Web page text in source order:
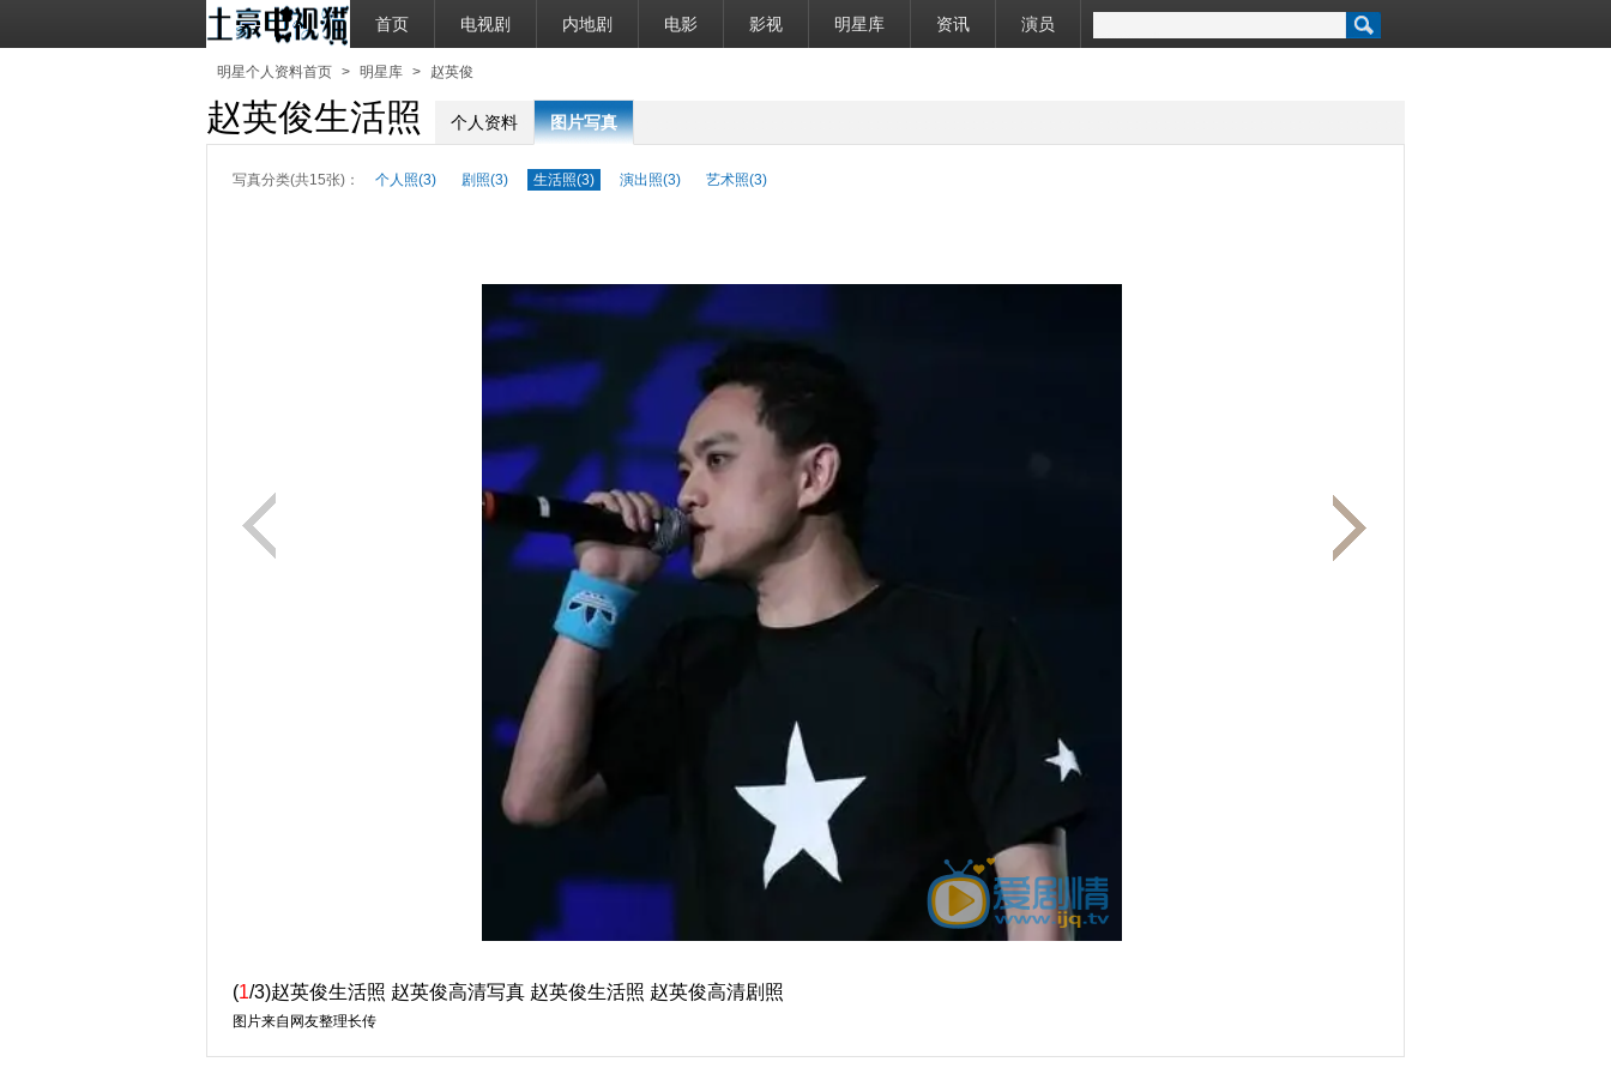
首页 电视剧 内地剧 电影 影视 明星库 资讯 演员
明星个人资料首页 > 明星库 > 赵英俊
赵英俊生活照 个人资料 图片写真
写真分类(共15张)： 个人照(3) 剧照(3) 生活照(3) 演出照(3) 艺术照(3)
(1/3)赵英俊生活照 赵英俊高清写真 赵英俊生活照 赵英俊高清剧照
图片来自网友整理长传